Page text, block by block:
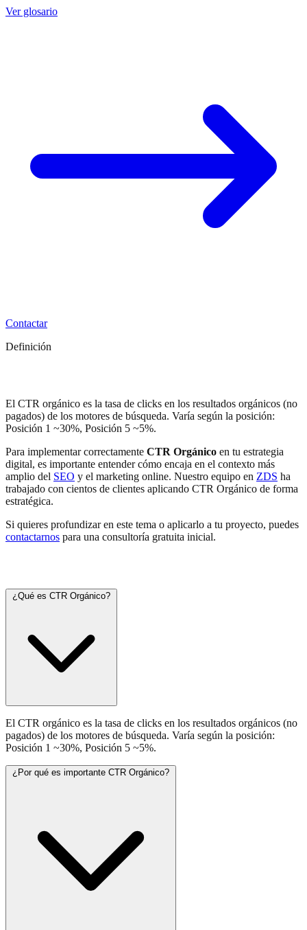
Ver glosario
Contactar
Definición
El CTR orgánico es la tasa de clicks en los resultados orgánicos (no
pagados) de los motores de búsqueda. Varía según la posición:
Posición 1 ~30%, Posición 5 ~5%.
Para implementar correctamente CTR Orgánico en tu estrategia
digital, es importante entender cómo encaja en el contexto más
amplio del SEO y el marketing online. Nuestro equipo en ZDS ha
trabajado con cientos de clientes aplicando CTR Orgánico de forma
estratégica.
Si quieres profundizar en este tema o aplicarlo a tu proyecto, puedes
contactarnos para una consultoría gratuita inicial.
¿Qué es CTR Orgánico?
El CTR orgánico es la tasa de clicks en los resultados orgánicos (no
pagados) de los motores de búsqueda. Varía según la posición:
Posición 1 ~30%, Posición 5 ~5%.
¿Por qué es importante CTR Orgánico?